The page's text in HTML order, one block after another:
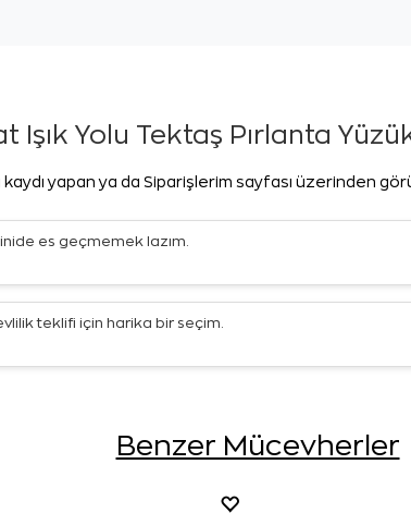
Işık Yolu Tektaş Pırlanta
yapan ya da Siparişlerim sayfası üzerinden
es geçmemek lazım.
teklifi için harika bir seçim.
Benzer Mücevherler